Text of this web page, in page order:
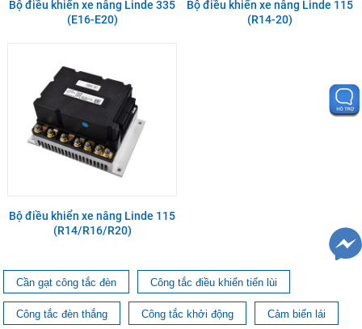
Bộ điều khiển xe nâng Linde 335
(E16-E20)
Bộ điều khiển xe nâng Linde 115
(R14-20)
Bộ điều khiển xe nâng Linde 115
(R14/R16/R20)
Cần gạt công tắc đèn Công tắc điều khiển tiến lùi
Công tắc đèn thắng Công tắc khởi động Cảm biến lái